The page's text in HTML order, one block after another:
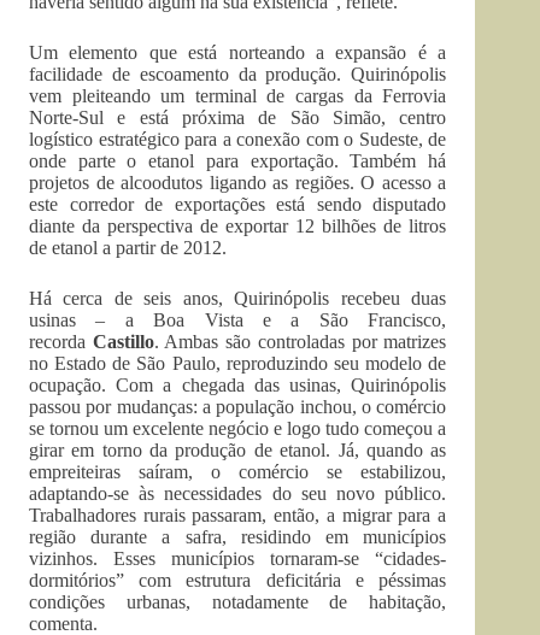
Um elemento que está norteando a expansão é a
facilidade de escoamento da produção. Quirinópolis
vem pleiteando um terminal de cargas da Ferrovia
Norte-Sul e está próxima de São Simão, centro
logístico estratégico para a conexão com o Sudeste, de
onde parte o etanol para exportação. Também há
projetos de alcoodutos ligando as regiões. O acesso a
este corredor de exportações está sendo disputado
diante da perspectiva de exportar 12 bilhões de litros
de etanol a partir de 2012.
Há cerca de seis anos, Quirinópolis recebeu duas
usinas – a Boa Vista e a São Francisco,
recorda Castillo. Ambas são controladas por matrizes
no Estado de São Paulo, reproduzindo seu modelo de
ocupação. Com a chegada das usinas, Quirinópolis
passou por mudanças: a população inchou, o comércio
se tornou um excelente negócio e logo tudo começou a
girar em torno da produção de etanol. Já, quando as
empreiteiras saíram, o comércio se estabilizou,
adaptando-se às necessidades do seu novo público.
Trabalhadores rurais passaram, então, a migrar para a
região durante a safra, residindo em municípios
vizinhos. Esses municípios tornaram-se “cidades-
dormitórios” com estrutura deficitária e péssimas
condições urbanas, notadamente de habitação,
comenta.